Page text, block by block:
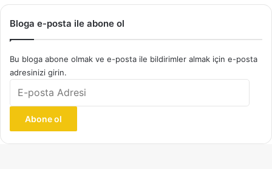
Bloga e-posta ile abone ol
Bu bloga abone olmak ve e-posta ile bildirimler almak için e-posta
adresinizi girin.
posta
Abone ol